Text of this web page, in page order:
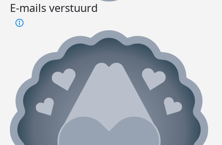
E-mails verstuurd